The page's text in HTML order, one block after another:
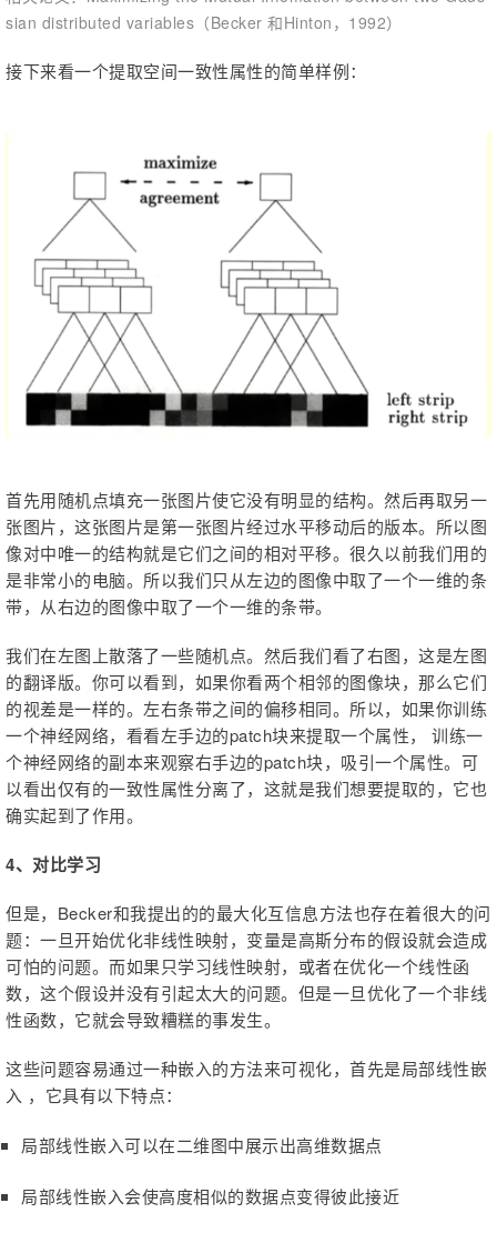
sian distributed variables（Becker 和Hinton，1992）
接下来看一个提取空间一致性属性的简单样例：
首先用随机点填充一张图片使它没有明显的结构。然后再取另一
张图片，这张图片是第一张图片经过水平移动后的版本。所以图
像对中唯一的结构就是它们之间的相对平移。很久以前我们用的
是非常小的电脑。所以我们只从左边的图像中取了一个一维的条
带，从右边的图像中取了一个一维的条带。
我们在左图上散落了一些随机点。然后我们看了右图，这是左图
的翻译版。你可以看到，如果你看两个相邻的图像块，那么它们
的视差是一样的。左右条带之间的偏移相同。所以，如果你训练
一个神经网络，看看左手边的patch块来提取一个属性， 训练一
个神经网络的副本来观察右手边的patch块，吸引一个属性。可
以看出仅有的一致性属性分离了，这就是我们想要提取的，它也
确实起到了作用。
4、对比学习
但是，Becker和我提出的的最大化互信息方法也存在着很大的问
题：一旦开始优化非线性映射，变量是高斯分布的假设就会造成
可怕的问题。而如果只学习线性映射，或者在优化一个线性函
数，这个假设并没有引起太大的问题。但是一旦优化了一个非线
性函数，它就会导致糟糕的事发生。
这些问题容易通过一种嵌入的方法来可视化，首先是局部线性嵌
入 ，它具有以下特点：
局部线性嵌入可以在二维图中展示出高维数据点
局部线性嵌入会使高度相似的数据点变得彼此接近